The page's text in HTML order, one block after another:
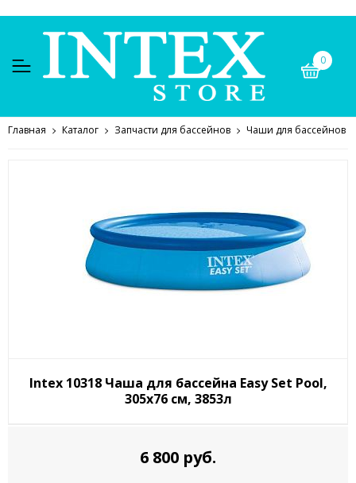
0
Главная Каталог Запчасти для бассейнов Чаши для бассейнов
Intex 10318 Чаша для бассейна Easy Set Pool,
305x76 см, 3853л
6 800 руб.